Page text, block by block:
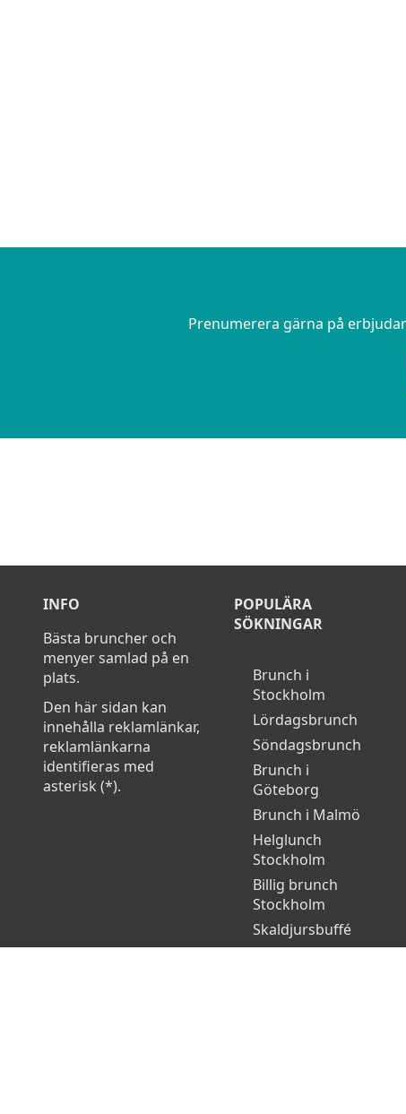
Prenumerera gärna på
INFO
Bästa bruncher och
menyer samlad på en
plats.
Den här sidan kan
innehålla reklamlänkar,
reklamlänkarna
identifieras med
asterisk (*).
POPULÄRA
SÖKNINGAR
Brunch i
Stockholm
Lördagsbrunch
Söndagsbrunch
Brunch i
Göteborg
Brunch i Malmö
Helglunch
Stockholm
Billig brunch
Stockholm
Skaldjursbuffé